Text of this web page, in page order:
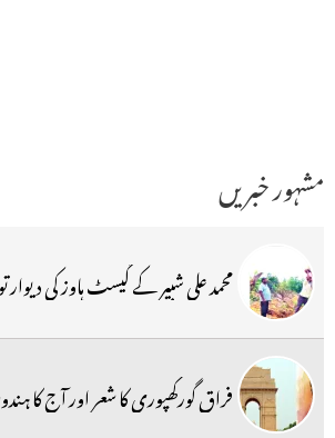
مشہور خبریں
محمد علی شبیر کے گیسٹ ہاوز کی دیوار
فراق گورکھپوری کا شعر اور آج کا